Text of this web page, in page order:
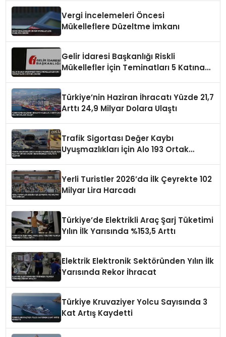
Vergi İncelemeleri Öncesi
Mükelleflere Düzeltme İmkanı
Gelir İdaresi Başkanlığı Riskli
Mükellefler İçin Teminatları 5 Katına
Türkiye’nin Haziran İhracatı Yüzde 21,7
Arttı 24,9 Milyar Dolara Ulaştı
Trafik Sigortası Değer Kaybı
Uyuşmazlıkları İçin Alo 193 Ortak
Yerli Turistler 2026’da İlk Çeyrekte 102
Milyar Lira Harcadı
Türkiye’de Elektrikli Araç Şarj Tüketimi
Yılın İlk Yarısında %153,5 Arttı
Elektrik Elektronik Sektöründen Yılın İlk
Yarısında Rekor İhracat
Türkiye Kruvaziyer Yolcu Sayısında 3
Kat Artış Kaydetti